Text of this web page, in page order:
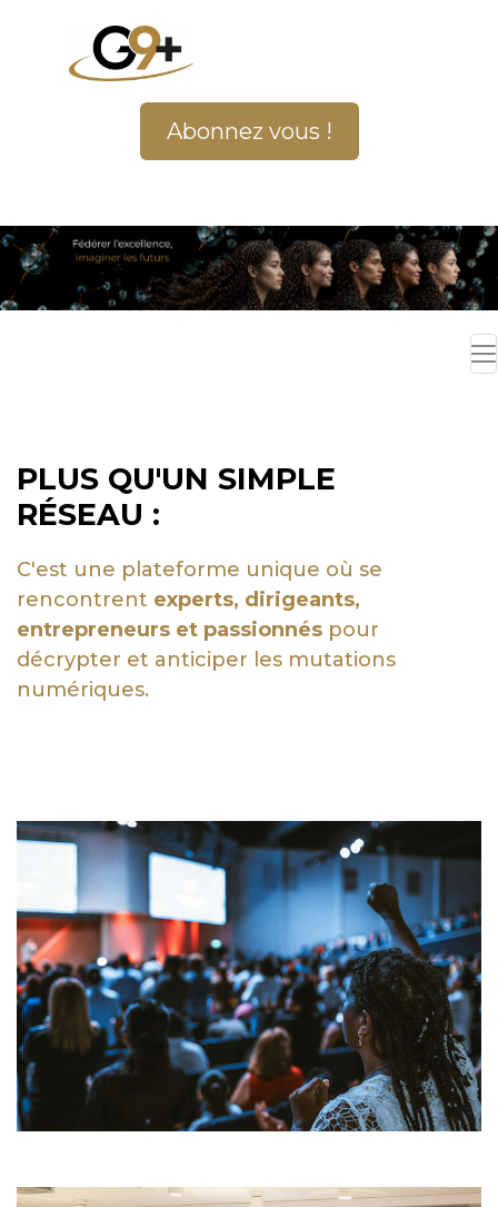
Abonnez vous !
PLUS QU'UN SIMPLE
RÉSEAU :
C'est une plateforme unique où se
rencontrent experts, dirigeants,
entrepreneurs et passionnés pour
décrypter et anticiper les mutations
numériques.